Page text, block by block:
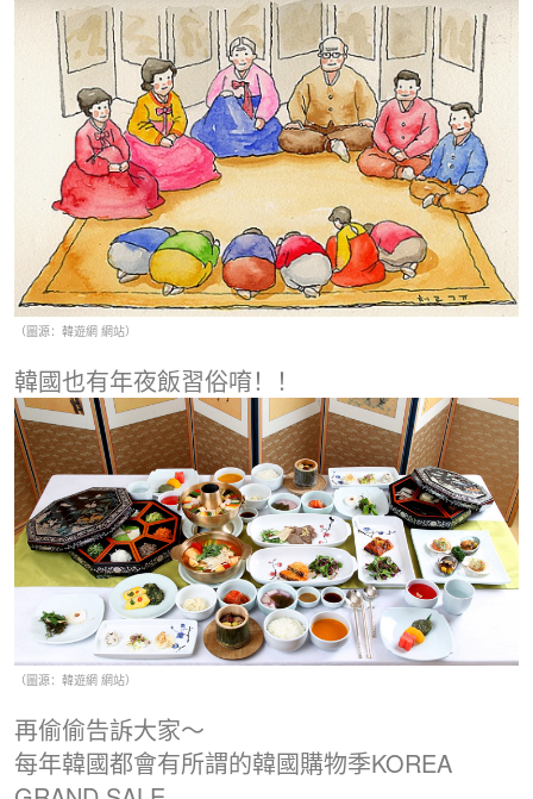
（圖源：韓遊網 網站）
韓國也有年夜飯習俗唷！！
（圖源：韓遊網 網站）
再偷偷告訴大家～
每年韓國都會有所謂的韓國購物季KOREA